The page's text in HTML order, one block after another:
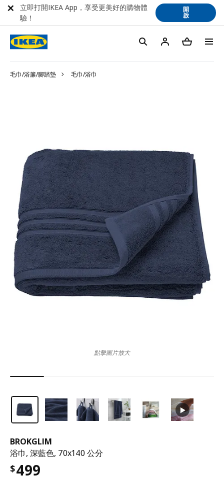
毛巾/浴簾/腳踏墊 毛巾/浴巾
BROKGLIM
浴巾, 深藍色, 70x140 公分
$499
點擊圖片放大
立即打開IKEA App，享受更美好的購物體
驗！
開
啟